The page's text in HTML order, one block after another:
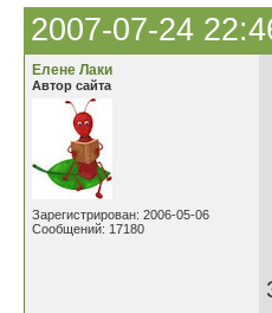
2007-07-24
Елене Лаки
Автор сайта
Зарегистрирован: 2006-05-06
Сообщений: 17180